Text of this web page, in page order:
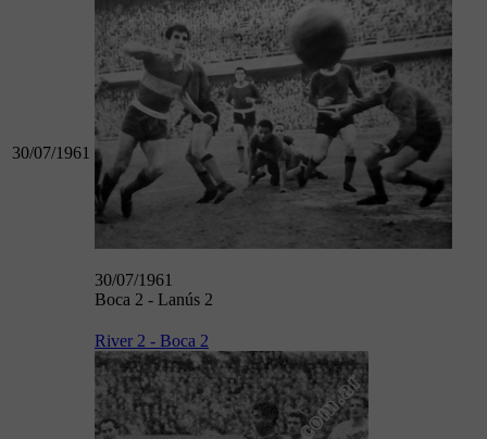
30/07/1961
30/07/1961
Boca 2 - Lanús 2
River 2 - Boca 2